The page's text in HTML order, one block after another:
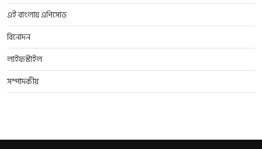
এই বাংলায় এপিসোড
বিনোদন
লাইফস্টাইল
সম্পাদকীয়